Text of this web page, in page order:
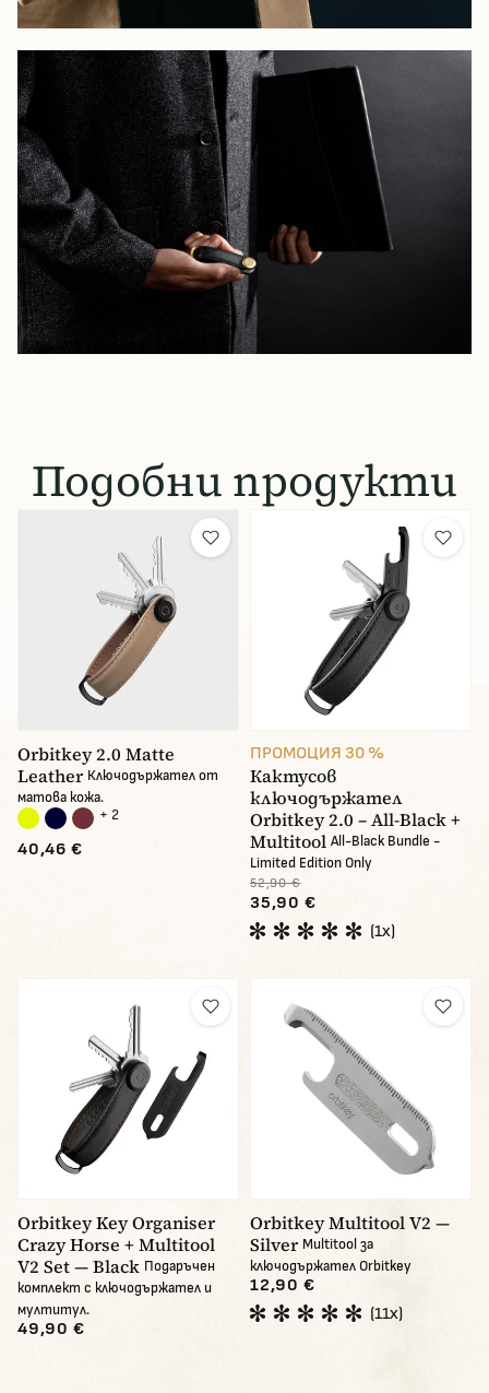
Подобни продукти
Orbitkey 2.0 Matte
Leather Ключодържател от
матова кожа.
+ 2
40,46 €
ПРОМОЦИЯ 30 %
Кактусов
ключодържател
Orbitkey 2.0 – All-Black +
Multitool All-Black Bundle -
Limited Edition Only
52,90 €
35,90 €
(1x)
Orbitkey Key Organiser
Crazy Horse + Multitool
V2 Set — Black Подаръчен
комплект с ключодържател и
мултитул.
49,90 €
Orbitkey Multitool V2 —
Silver Multitool за
ключодържател Orbitkey
12,90 €
(11x)